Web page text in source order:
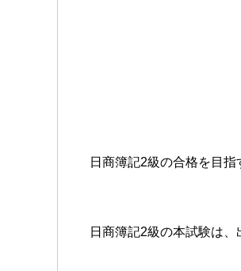
日商簿記2級の合格を目
日商簿記2級の本試験は